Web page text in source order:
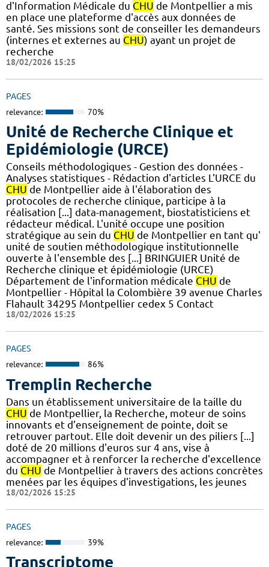
d'Information Médicale du CHU de Montpellier a mis
en place une plateforme d'accès aux données de
santé. Ses missions sont de conseiller les demandeurs
(internes et externes au CHU) ayant un projet de
recherche
18/02/2026 15:25
PAGES
relevance: 70%
Unité de Recherche Clinique et
Epidémiologie (URCE)
Conseils méthodologiques - Gestion des données -
Analyses statistiques - Rédaction d'articles L'URCE du
CHU de Montpellier aide à l'élaboration des
protocoles de recherche clinique, participe à la
réalisation [...] data-management, biostatisticiens et
rédacteur médical. L'unité occupe une position
stratégique au sein du CHU de Montpellier en tant qu'
unité de soutien méthodologique institutionnelle
ouverte à l'ensemble des [...] BRINGUIER Unité de
Recherche clinique et épidémiologie (URCE)
Département de l'information médicale CHU de
Montpellier - Hôpital la Colombière 39 avenue Charles
Flahault 34295 Montpellier cedex 5 Contact
18/02/2026 15:25
PAGES
relevance: 86%
Tremplin Recherche
Dans un établissement universitaire de la taille du
CHU de Montpellier, la Recherche, moteur de soins
innovants et d’enseignement de pointe, doit se
retrouver partout. Elle doit devenir un des piliers [...]
doté de 20 millions d'euros sur 4 ans, vise à
accompagner et à renforcer la recherche d'excellence
du CHU de Montpellier à travers des actions concrètes
menées par les équipes d'investigations, les jeunes
18/02/2026 15:25
PAGES
relevance: 39%
Transcriptome